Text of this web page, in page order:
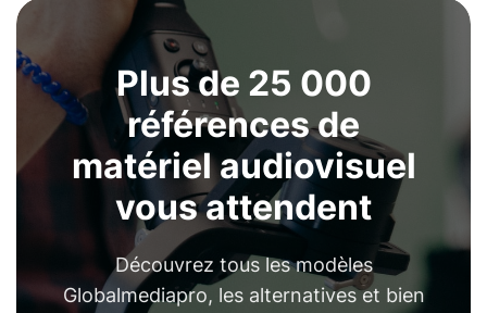
Plus de 25 000
références de
matériel audiovisuel
vous attendent
Découvrez tous les modèles
Globalmediapro, les alternatives et bien